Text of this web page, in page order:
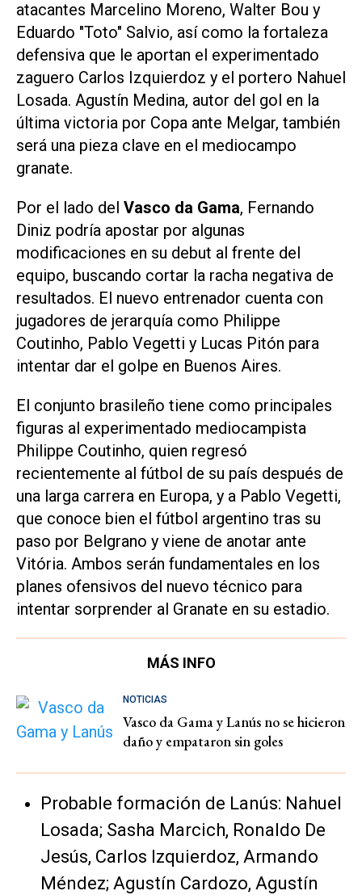
atacantes Marcelino Moreno, Walter Bou y
Eduardo "Toto" Salvio, así como la fortaleza
defensiva que le aportan el experimentado
zaguero Carlos Izquierdoz y el portero Nahuel
Losada. Agustín Medina, autor del gol en la
última victoria por Copa ante Melgar, también
será una pieza clave en el mediocampo
granate.
Por el lado del Vasco da Gama, Fernando
Diniz podría apostar por algunas
modificaciones en su debut al frente del
equipo, buscando cortar la racha negativa de
resultados. El nuevo entrenador cuenta con
jugadores de jerarquía como Philippe
Coutinho, Pablo Vegetti y Lucas Pitón para
intentar dar el golpe en Buenos Aires.
El conjunto brasileño tiene como principales
figuras al experimentado mediocampista
Philippe Coutinho, quien regresó
recientemente al fútbol de su país después de
una larga carrera en Europa, y a Pablo Vegetti,
que conoce bien el fútbol argentino tras su
paso por Belgrano y viene de anotar ante
Vitória. Ambos serán fundamentales en los
planes ofensivos del nuevo técnico para
intentar sorprender al Granate en su estadio.
MÁS INFO
NOTICIAS
Vasco da Gama y Lanús no se hicieron
daño y empataron sin goles
Probable formación de Lanús: Nahuel
Losada; Sasha Marcich, Ronaldo De
Jesús, Carlos Izquierdoz, Armando
Méndez; Agustín Cardozo, Agustín